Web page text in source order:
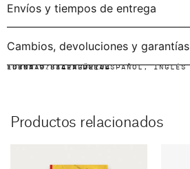
Envíos y tiempos de entrega
Cambios, devoluciones y garantías
IDIOMA:BILINGÜE,ESPAÑOL,INGLÉS
FORMATO:TAPA DURA
ISBN: 9788417272104
Productos relacionados